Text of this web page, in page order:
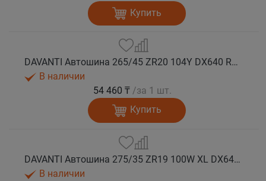
Купить
DAVANTI Автошина 265/45 ZR20 104Y DX640 RPR лето
В наличии
54 460 ₸ /за 1 шт.
Купить
DAVANTI Автошина 275/35 ZR19 100W XL DX640 RPR лето (Таиланд)
В наличии